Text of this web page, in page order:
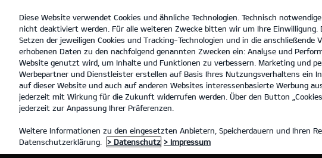
open
menu
Robert
Der EV5 Entdecken
MODELLE
Diese Website verwendet Cookies und ähnliche Technologien. Technisch
nicht deaktiviert werden. Für alle weiteren Zwecke bitten wir um Ihre Einwilligung.
Setzen der jeweiligen Cookies und Tracking-Technologien und in die anschließende
erhobenen Daten zu den nachfolgend genannten Zwecken ein: Analyse und
Website genutzt wird, um Inhalte und Funktionen zu verbessern. Marketing und
Werbepartner und Dienstleister erstellen auf Basis Ihres Nutzungsverhaltens ein
auf dieser Website und auch auf anderen Websites interessenbasierte Werbung
jederzeit mit Wirkung für die Zukunft widerrufen werden. Über den Button
jederzeit zur Anpassung Ihrer Präferenzen.
Weitere Informationen zu den eingesetzten Anbietern, Speicherdauern und Ihren
Datenschutzerklärung.
> Datenschutz > Impressum